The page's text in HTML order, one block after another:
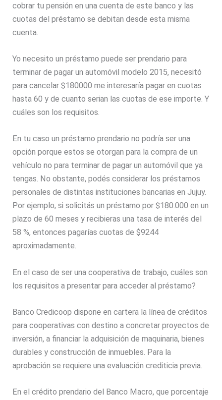
cobrar tu pensión en una cuenta de este banco y las
cuotas del préstamo se debitan desde esta misma
cuenta.
Yo necesito un préstamo puede ser prendario para
terminar de pagar un automóvil modelo 2015, necesitó
para cancelar $180000 me interesaría pagar en cuotas
hasta 60 y de cuanto serian las cuotas de ese importe. Y
cuáles son los requisitos.
En tu caso un préstamo prendario no podría ser una
opción porque estos se otorgan para la compra de un
vehículo no para terminar de pagar un automóvil que ya
tengas. No obstante, podés considerar los préstamos
personales de distintas instituciones bancarias en Jujuy.
Por ejemplo, si solicitás un préstamo por $180.000 en un
plazo de 60 meses y recibieras una tasa de interés del
58 %, entonces pagarías cuotas de $9244
aproximadamente.
En el caso de ser una cooperativa de trabajo, cuáles son
los requisitos a presentar para acceder al préstamo?
Banco Credicoop dispone en cartera la línea de créditos
para cooperativas con destino a concretar proyectos de
inversión, a financiar la adquisición de maquinaria, bienes
durables y construcción de inmuebles. Para la
aprobación se requiere una evaluación crediticia previa.
En el crédito prendario del Banco Macro, que porcentaje